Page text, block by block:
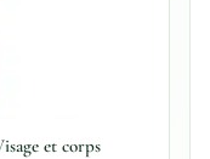
et corps